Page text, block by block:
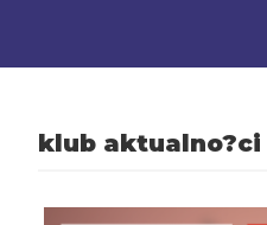
klub aktualno?ci